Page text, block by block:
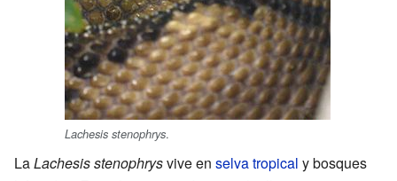
Lachesis stenophrys.
LaLachesis stenophrysvive en selva tropical y bosques